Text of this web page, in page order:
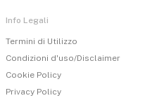
Info Legali
Termini di Utilizzo
Condizioni d'uso/Disclaimer
Cookie Policy
Privacy Policy